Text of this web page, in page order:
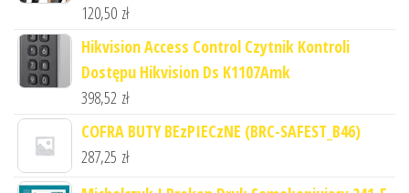
120,50 zł
Hikvision Access Control Czytnik Kontroli
Dostępu Hikvision Ds K1107Amk
398,52 zł
COFRA BUTY BEzPIECzNE (BRC-SAFEST_B46)
287,25 zł